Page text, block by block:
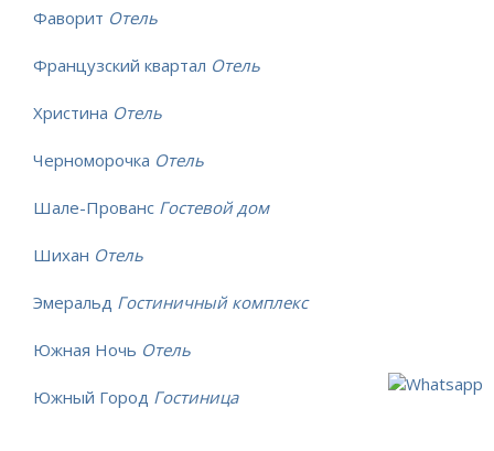
Фаворит Отель
Французский квартал Отель
Христина Отель
Черноморочка Отель
Шале-Прованс Гостевой дом
Шихан Отель
Эмеральд Гостиничный комплекс
Южная Ночь Отель
Южный Город Гостиница